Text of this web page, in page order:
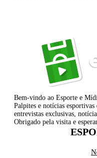
Bem-vindo ao Esporte e
Palpites e notícias
entrevistas exclusivas,
Obrigado pela visita e